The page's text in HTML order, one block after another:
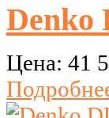
Denko
Цена: 41